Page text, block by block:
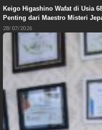
Keigo Higashino Wafat di Usia
Penting dari Maestro Misteri
28/07/2026